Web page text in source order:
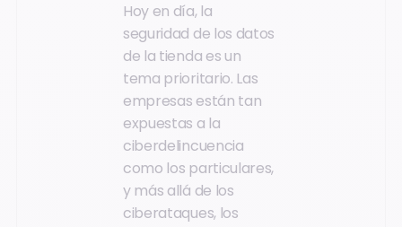
Hoy en día, la
seguridad de los datos
de la tienda es un
tema prioritario. Las
empresas están tan
expuestas a la
ciberdelincuencia
como los particulares,
y más allá de los
ciberataques, los